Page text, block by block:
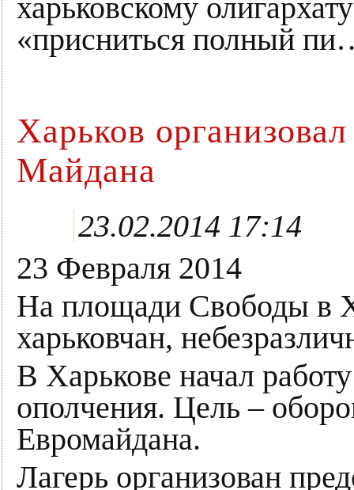
харьковскому
«присниться полный
Харьков
Майдана
23.02.2014 17:14
23 Февраля 2014
На площади Свободы в
харьковчан,
В Харькове начал
ополчения. Цель –
Евромайдана.
Лагерь организован